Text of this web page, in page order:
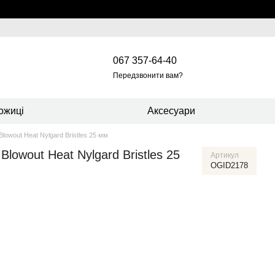
067 357-64-40
Передзвонити вам?
Аксесуари
Heat Nylgard Bristles 25 мм
Heat Nylgard Bristles 25
Артикул
OGID2178